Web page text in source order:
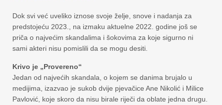
Dok svi već uveliko iznose svoje želje, snove i nadanja za
predstojeću 2023., na izmaku aktuelne 2022. godine još se
priča o najvećim skandalima i šokovima za koje sigurno ni
sami akteri nisu pomislili da se mogu desiti.
Krivo je „Provereno“
Jedan od najvećih skandala, o kojem se danima brujalo u
medijima, izazvao je sukob dvije pjevačice Ane Nikolić i Milice
Pavlović, koje skoro da nisu birale riječi da oblate jedna drugu.